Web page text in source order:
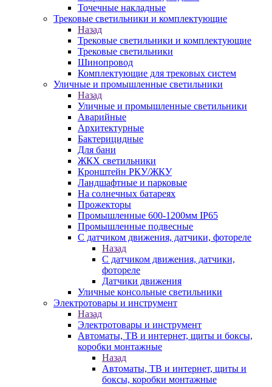
Точечные накладные
Трековые светильники и комплектующие
Назад
Трековые светильники и комплектующие
Трековые светильники
Шинопровод
Комплектующие для трековых систем
Уличные и промышленные светильники
Назад
Уличные и промышленные светильники
Аварийные
Архитектурные
Бактерицидные
Для бани
ЖКХ светильники
Кронштейн РКУ/ЖКУ
Ландшафтные и парковые
На солнечных батареях
Прожекторы
Промышленные 600-1200мм IP65
Промышленные подвесные
С датчиком движения, датчики, фотореле
Назад
С датчиком движения, датчики,
фотореле
Датчики движения
Уличные консольные светильники
Электротовары и инструмент
Назад
Электротовары и инструмент
Автоматы, ТВ и интернет, щиты и боксы,
коробки монтажные
Назад
Автоматы, ТВ и интернет, щиты и
боксы, коробки монтажные